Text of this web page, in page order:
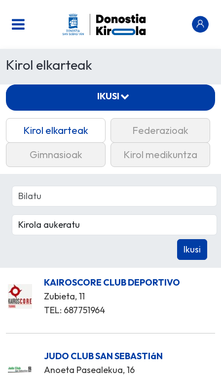
Kirol elkarteak
Kirol elkarteak
Federazioak
Gimnasioak
Kirol medikuntza
KAIROSCORE CLUB DEPORTIVO
Zubieta, 11
TEL: 687751964
JUDO CLUB SAN SEBASTIáN
Anoeta Pasealekua, 16
IKUSI